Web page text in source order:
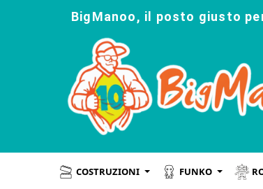
BigManoo, il posto giusto
COSTRUZIONI FUNKO